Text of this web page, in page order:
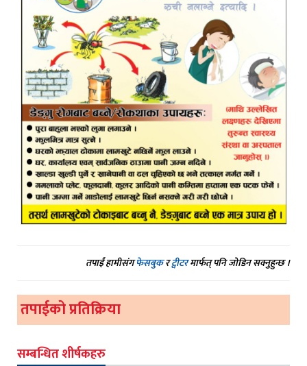
तपाईं हामीसंगफेसबुकरट्वीटरमार्फत् पनि जोडिन सक्नुहुन्छ ।
तपाईको प्रतिक्रिया
सम्बन्धित शीर्षकहरु